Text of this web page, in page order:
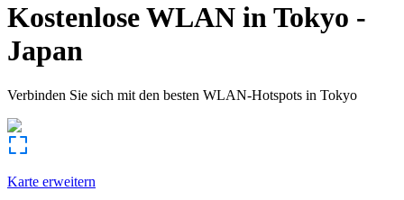
Kostenlose WLAN inTokyo -
Japan
Verbinden Sie sich mit den besten WLAN-Hotspots in Tokyo
Karte erweitern